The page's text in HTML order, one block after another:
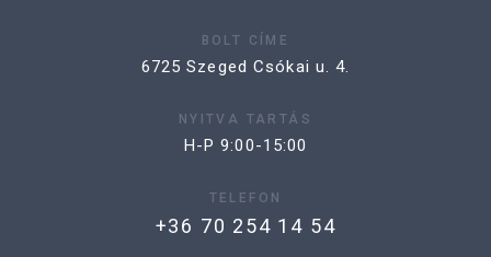
BOLT CÍME
6725 Szeged Csókai u. 4.
NYITVA TARTÁS
H-P 9:00-15:00
TELEFON
+36 70 254 14 54